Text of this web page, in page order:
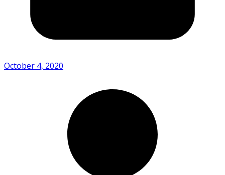
October 4, 2020